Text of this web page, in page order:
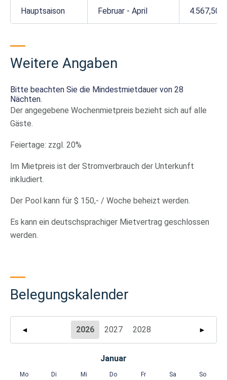
Hauptsaison Februar - April 4.567,50 €
Weitere Angaben
Bitte beachten Sie die Mindestmietdauer von 28
Nächten.
Der angegebene Wochenmietpreis bezieht sich auf alle
Gäste.
Feiertage: zzgl. 20%
Im Mietpreis ist der Stromverbrauch der Unterkunft
inkludiert.
Der Pool kann für $ 150,- / Woche beheizt werden.
Es kann ein deutschsprachiger Mietvertrag geschlossen
werden.
Belegungskalender
◄ 2026 2027 2028 ►
Januar
Mo Di Mi Do Fr Sa So